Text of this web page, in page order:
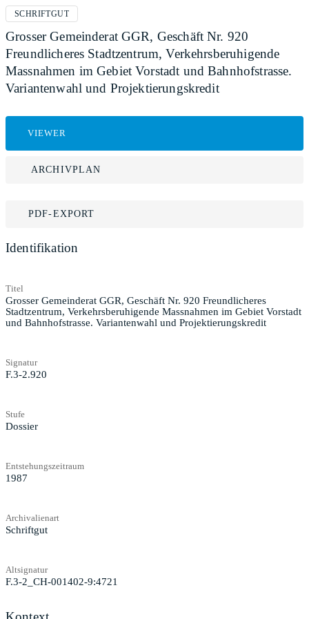
SCHRIFTGUT
Grosser Gemeinderat GGR, Geschäft Nr. 920
Freundlicheres Stadtzentrum, Verkehrsberuhigende
Massnahmen im Gebiet Vorstadt und Bahnhofstrasse.
Variantenwahl und Projektierungskredit
VIEWER
ARCHIVPLAN
PDF-EXPORT
Identifikation
Titel
Grosser Gemeinderat GGR, Geschäft Nr. 920 Freundlicheres
Stadtzentrum, Verkehrsberuhigende Massnahmen im Gebiet Vorstadt
und Bahnhofstrasse. Variantenwahl und Projektierungskredit
Signatur
F.3-2.920
Stufe
Dossier
Entstehungszeitraum
1987
Archivalienart
Schriftgut
Altsignatur
F.3-2_CH-001402-9:4721